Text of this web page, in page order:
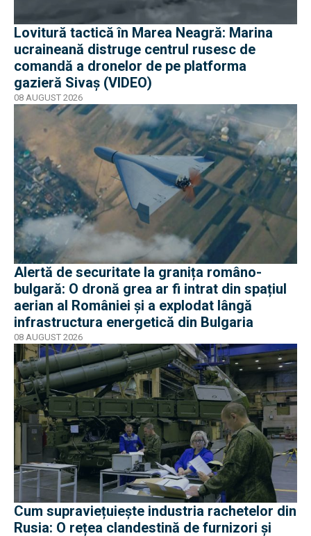
Lovitură tactică în Marea Neagră: Marina
ucraineană distruge centrul rusesc de
comandă a dronelor de pe platforma
gazieră Sivaș (VIDEO)
08 AUGUST 2026
Alertă de securitate la granița româno-
bulgară: O dronă grea ar fi intrat din spațiul
aerian al României și a explodat lângă
infrastructura energetică din Bulgaria
08 AUGUST 2026
Cum supraviețuiește industria rachetelor din
Rusia: O rețea clandestină de furnizori și